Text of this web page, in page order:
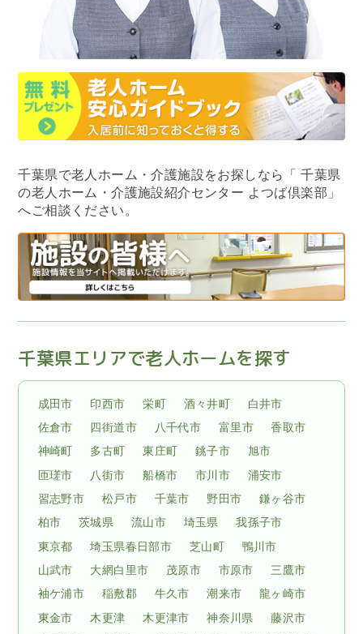
千葉県で老人ホーム・介護施設をお探しなら
「 千葉県
の老人ホーム・介護施設紹介センター よつば倶楽部」
へご相談ください。
千葉県エリアで老人ホームを探す
成田市 印西市 栄町 酒々井町
白井市
佐倉市
四街道市 八千代市 富里市
香取市
神崎町
多古町 東庄町 銚子市
旭市
匝瑳市
八街市 船橋市 市川市
浦安市
習志野市
松戸市 千葉市 野田市
鎌ヶ谷市
柏市
茨城県 流山市 埼玉県
我孫子市
東京都
埼玉県春日部市 芝山町
鴨川市
山武市
大網白里市 茂原市 市原市
三鷹市
袖ケ浦市
稲敷郡 牛久市 潮来市
龍ヶ崎市
東金市
木更津 木更津市 神奈川県
藤沢市